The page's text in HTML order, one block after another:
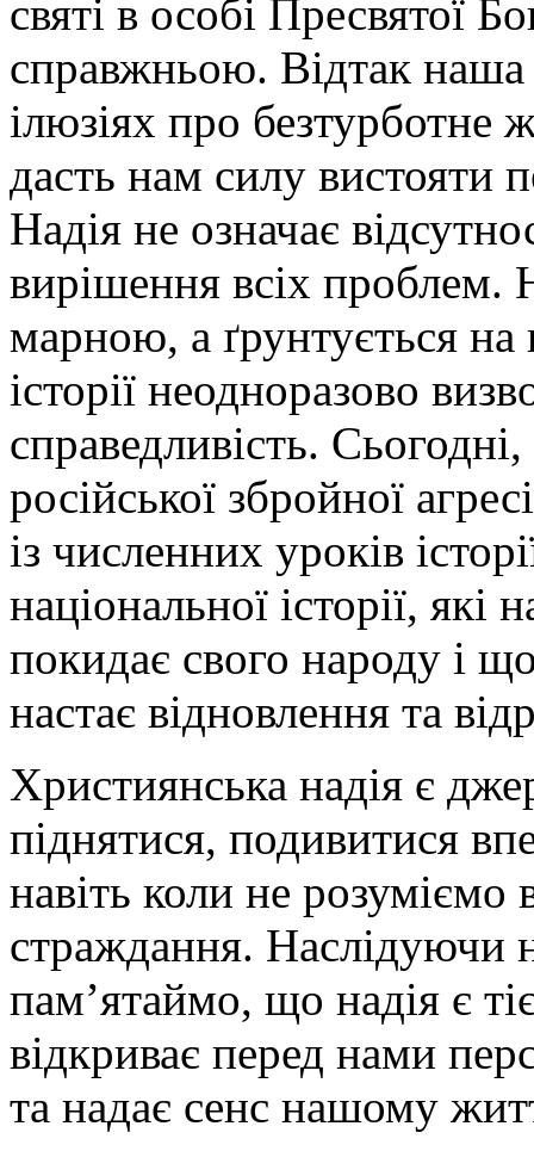
святі в особі Пресвятої
справжньою. Відтак наша
ілюзіях про безтурботне
дасть нам силу вистояти
Надія не означає
вирішення всіх проблем.
марною, а ґрунтується на
історії неодноразово
справедливість.
російської збройної
із численних уроків
національної історії,
покидає свого народу і
настає відновлення та
Християнська надія є
піднятися, подивитися
навіть коли не
страждання. Наслідуючи
пам’ятаймо, що надія є
відкриває перед нами
та надає сенс нашому